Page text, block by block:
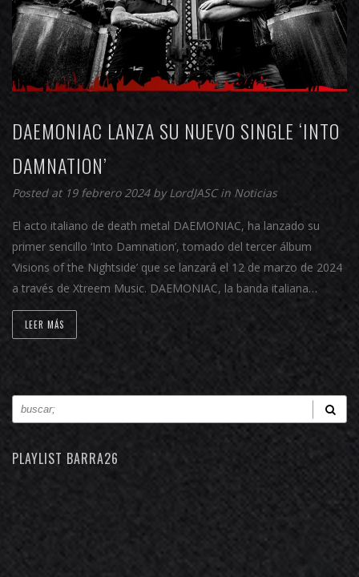
DAEMONIAC LANZA SU NUEVO SINGLE ‘INTO
DAMNATION’
Posted at 19 febrero 2024 byLordJASCin Noticias
El acto italiano de death metal DAEMONIAC, ha lanzado su
primer sencillo ‘Into Damnation’, tomado del tercer álbum
‘Visions of the Nightside’ que se lanzará el 12 de marzo de 2024
a través de Xtreem Music. DAEMONIAC, la banda italiana…
LEER MÁS
PLAYLIST BARRA26